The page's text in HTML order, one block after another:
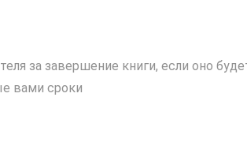
за завершение книги, если оно
вами сроки